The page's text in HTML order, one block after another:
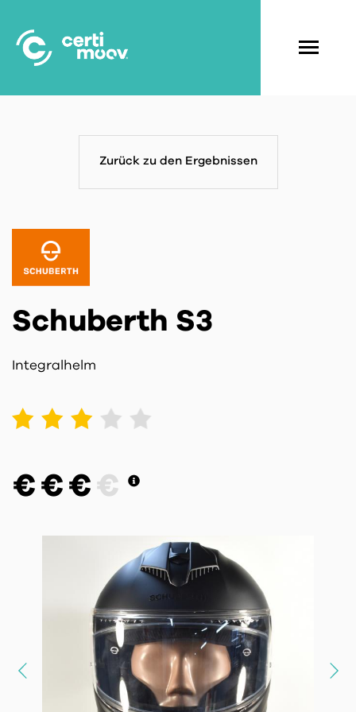
main
content
Zurück zu den Ergebnissen
Schuberth S3
Integralhelm
2 3 4 5
€ € € €